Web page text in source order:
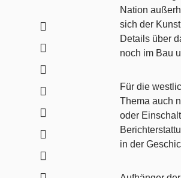
Nation
sich der
Details über
noch im Bau
Für die
Thema auch
oder
in der